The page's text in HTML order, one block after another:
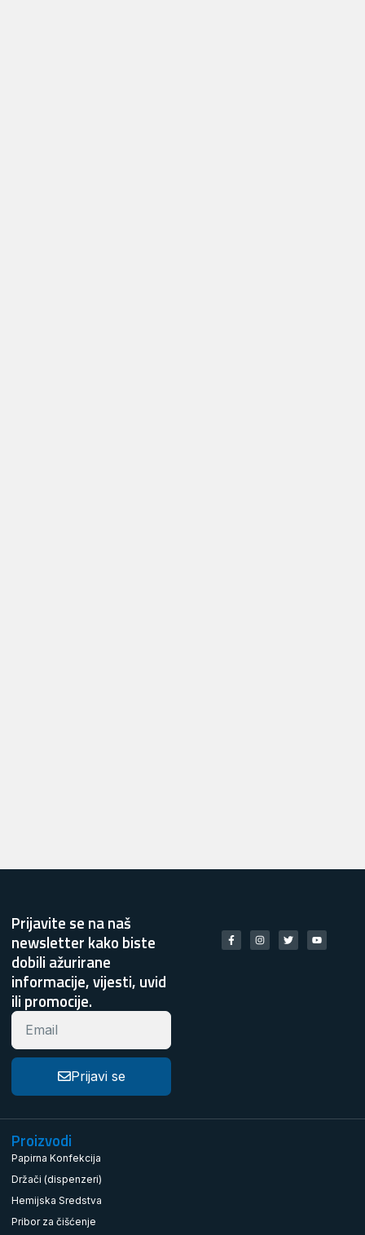
Prijavite se na naš
newsletter kako biste
dobili ažurirane
informacije, vijesti, uvid
ili promocije.
Prijavi se
Proizvodi
Papirna Konfekcija
Držači (dispenzeri)
Hemijska Sredstva
Pribor za čišćenje